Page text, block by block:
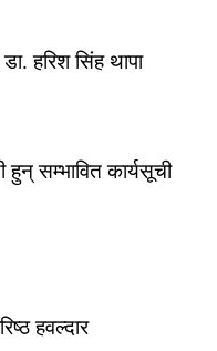
हरिश सिंह थापा
सम्भावित कार्यसूची
हवल्दार